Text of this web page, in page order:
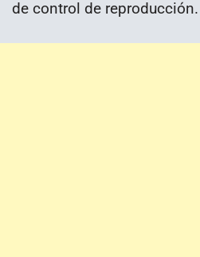
de control de reproducción.